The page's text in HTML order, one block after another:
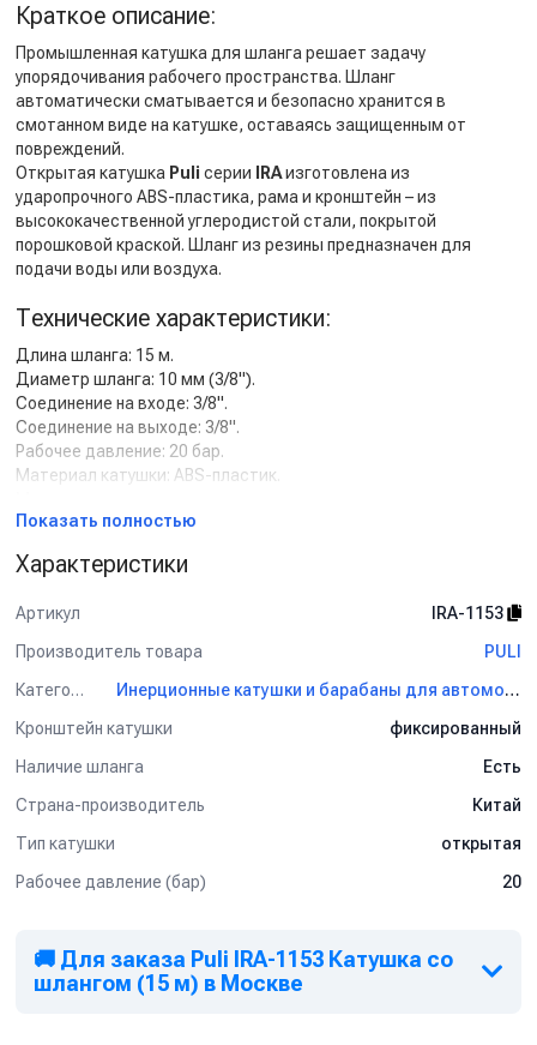
Краткое описание:
Промышленная катушка для шланга решает задачу
упорядочивания рабочего пространства. Шланг
автоматически сматывается и безопасно хранится в
смотанном виде на катушке, оставаясь защищенным от
повреждений.
Открытая катушка Puli серии IRAизготовлена из
ударопрочного ABS-пластика, рама и кронштейн – из
высококачественной углеродистой стали, покрытой
порошковой краской. Шланг из резины предназначен для
подачи воды или воздуха.
Технические характеристики:
Длина шланга: 15 м.
Диаметр шланга: 10 мм (3/8").
Соединение на входе: 3/8".
Соединение на выходе: 3/8".
Рабочее давление: 20 бар.
Материал катушки: ABS-пластик.
Применение:
станции техобслуживания.
Показать полностью
Характеристики
Артикул
IRA-1153
Производитель товара
PULI
Категория
Инерционные катушки и барабаны для автомоек PULI
Кронштейн катушки
фиксированный
Наличие шланга
Есть
Страна-производитель
Китай
Тип катушки
открытая
Рабочее давление (бар)
20
🚚 Для заказа Puli IRA-1153 Катушка со
шлангом (15 м) в Москве